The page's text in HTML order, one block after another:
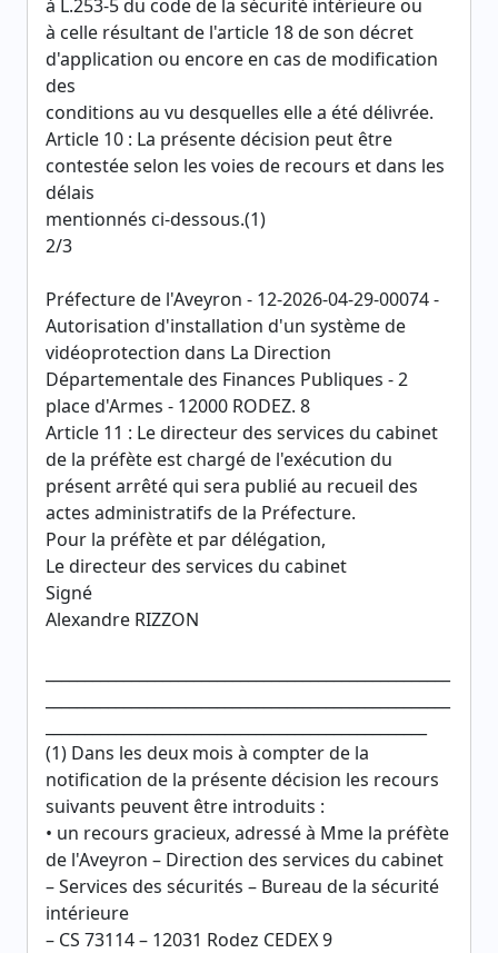
à L.253-5 du code de la sécurité intérieure ou
à celle résultant de l'article 18 de son décret
d'application ou encore en cas de modification
des
conditions au vu desquelles elle a été délivrée.
Article 10 : La présente décision peut être
contestée selon les voies de recours et dans les
délais
mentionnés ci-dessous.(1)
2/3
Préfecture de l'Aveyron - 12-2026-04-29-00074 -
Autorisation d'installation d'un système de
vidéoprotection dans La Direction
Départementale des Finances Publiques - 2
place d'Armes - 12000 RODEZ. 8
Article 11 : Le directeur des services du cabinet
de la préfète est chargé de l'exécution du
présent arrêté qui sera publié au recueil des
actes administratifs de la Préfecture.
Pour la préfète et par délégation,
Le directeur des services du cabinet
Signé
Alexandre RIZZON
(1) Dans les deux mois à compter de la
notification de la présente décision les recours
suivants peuvent être introduits :
• un recours gracieux, adressé à Mme la préfète
de l'Aveyron – Direction des services du cabinet
– Services des sécurités – Bureau de la sécurité
intérieure
– CS 73114 – 12031 Rodez CEDEX 9